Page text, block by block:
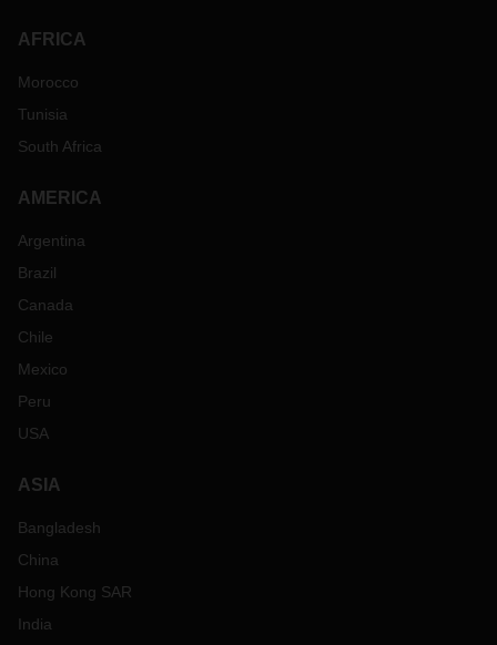
AFRICA
Morocco
Tunisia
South Africa
AMERICA
Argentina
Brazil
Canada
Chile
Mexico
Peru
USA
ASIA
Bangladesh
China
Hong Kong SAR
India